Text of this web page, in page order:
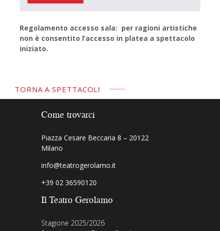
Regolamento accesso sala: per ragioni artistiche
non è consentito l’accesso in platea a spettacolo
iniziato.
TORNA A SPETTACOLI
Come trovarci
Piazza Cesare Beccaria 8 – 20122
Milano
info@teatrogerolamo.it
+39 02 36590120
Il Teatro Gerolamo
Stagione 2025/2026